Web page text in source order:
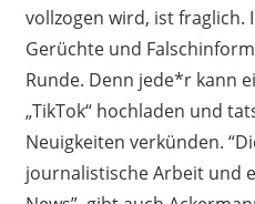
vollzogen wird, ist fraglich.
Gerüchte und
Runde. Denn jede*r kann
„TikTok“ hochladen und
Neuigkeiten verkünden.
journalistische Arbeit und